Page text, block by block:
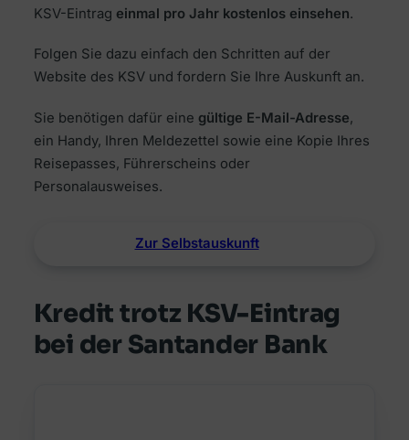
KSV-Eintrag einmal pro Jahr kostenlos einsehen.
Folgen Sie dazu einfach den Schritten auf der
Website des KSV und fordern Sie Ihre Auskunft an.
Sie benötigen dafür eine gültige E-Mail-Adresse,
ein Handy, Ihren Meldezettel sowie eine Kopie Ihres
Reisepasses, Führerscheins oder
Personalausweises.
Zur Selbstauskunft
Kredit trotz KSV-Eintrag
bei der Santander Bank